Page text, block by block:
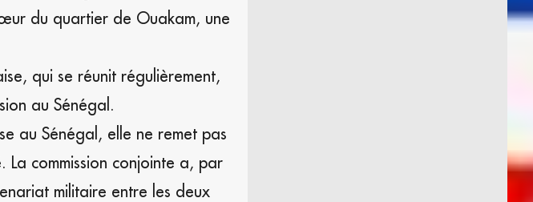
du quartier de Ouakam, une
qui se réunit régulièrement,
au Sénégal.
au Sénégal, elle ne remet pas
commission conjointe a, par
militaire entre les deux